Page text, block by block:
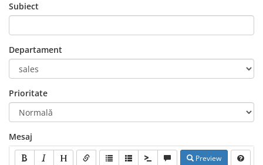
Subiect
Departament
Prioritate
Mesaj
Preview